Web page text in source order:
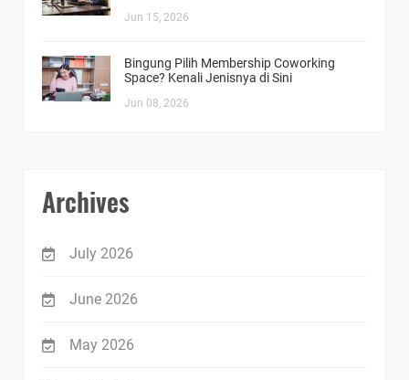
Jun 15, 2026
Bingung Pilih Membership Coworking
Space? Kenali Jenisnya di Sini
Jun 08, 2026
Archives
July 2026
June 2026
May 2026